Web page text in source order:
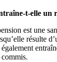
t-elle un
est une
résulte